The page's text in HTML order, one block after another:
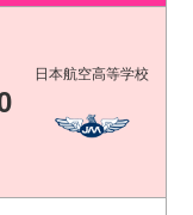
日本航空高等学校